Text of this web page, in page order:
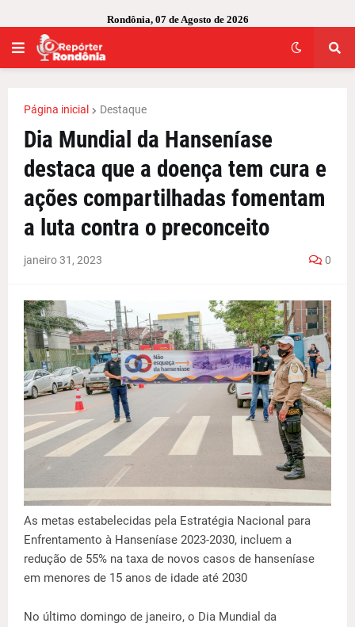
Rondônia, 07 de Agosto de 2026
Página inicial Destaque
Dia Mundial da Hanseníase
destaca que a doença tem cura e
ações compartilhadas fomentam
a luta contra o preconceito
janeiro 31, 2023 0
As metas estabelecidas pela Estratégia Nacional para
Enfrentamento à Hanseníase 2023-2030, incluem a
redução de 55% na taxa de novos casos de hanseníase
em menores de 15 anos de idade até 2030
No último domingo de janeiro, o Dia Mundial da